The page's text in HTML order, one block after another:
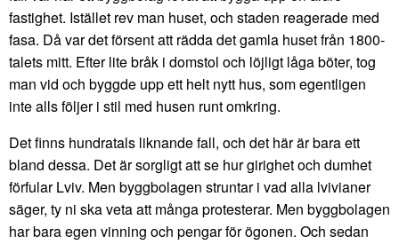
fastighet. Istället rev man huset, och staden reagerade med
fasa. Då var det försent att rädda det gamla huset från 1800-
talets mitt. Efter lite bråk i domstol och löjligt låga böter, tog
man vid och byggde upp ett helt nytt hus, som egentligen
inte alls följer i stil med husen runt omkring.
Det finns hundratals liknande fall, och det här är bara ett
bland dessa. Det är sorgligt att se hur girighet och dumhet
förfular Lviv. Men byggbolagen struntar i vad alla lvivianer
säger, ty ni ska veta att många protesterar. Men byggbolagen
har bara egen vinning och pengar för ögonen. Och sedan